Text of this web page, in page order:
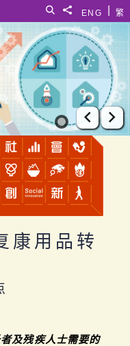
繁
ENG
分享給
搜寻
上一张
下
康用品转
及残疾人士需要的